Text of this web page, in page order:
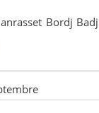
Bordj